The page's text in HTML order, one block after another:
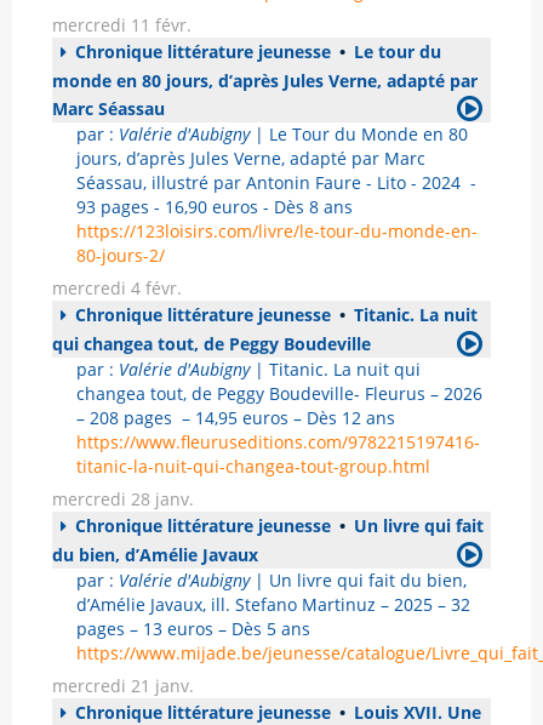
mercredi 11 févr.
Chronique littérature jeunesse • Le tour du
monde en 80 jours, d’après Jules Verne, adapté par
Marc Séassau
par : Valérie d'Aubigny| Le Tour du Monde en 80
jours, d’après Jules Verne, adapté par Marc
Séassau, illustré par Antonin Faure - Lito - 2024 -
93 pages - 16,90 euros - Dès 8 ans
https://123loisirs.com/livre/le-tour-du-monde-en-
80-jours-2/
mercredi 4 févr.
Chronique littérature jeunesse • Titanic. La nuit
qui changea tout, de Peggy Boudeville
par : Valérie d'Aubigny| Titanic. La nuit qui
changea tout, de Peggy Boudeville- Fleurus – 2026
– 208 pages – 14,95 euros – Dès 12 ans
https://www.fleuruseditions.com/9782215197416-
titanic-la-nuit-qui-changea-tout-group.html
mercredi 28 janv.
Chronique littérature jeunesse • Un livre qui fait
du bien, d’Amélie Javaux
par : Valérie d'Aubigny| Un livre qui fait du bien,
d’Amélie Javaux, ill. Stefano Martinuz – 2025 – 32
pages – 13 euros – Dès 5 ans
https://www.mijade.be/jeunesse/catalogue/
mercredi 21 janv.
Chronique littérature jeunesse • Louis XVII. Une